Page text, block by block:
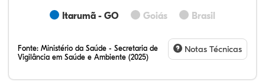
Itarumã - GO Goiás Brasil
Fonte: Ministério da Saúde - Secretaria de
Vigilância em Saúde e Ambiente (2025)
Notas Técnicas